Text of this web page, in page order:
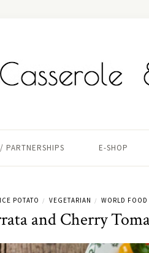
PARTNERSHIPS E-SHOP
POTATO / VEGETARIAN / WORLD FOOD
and Cherry